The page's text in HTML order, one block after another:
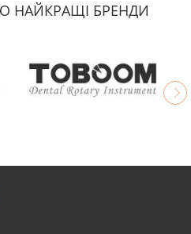
НАЙКРАЩІ БРЕНДИ